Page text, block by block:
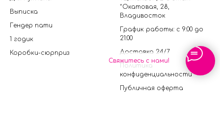
Свяжитесь с нами!
Выписка
Гендер пати
1 годик
Коробки-сюрприз
*Окатовая, 28,
Владивосток
График работы: с 9:00 до
21:00
Доставка 24/7
Политика
конфиденциальности
Публичная оферта